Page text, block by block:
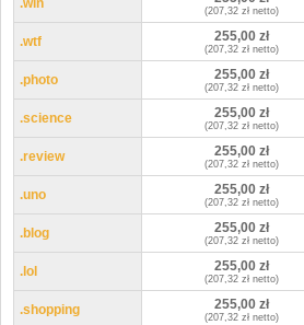
.win (207,32 zł netto)
.wtf 255,00 zł
(207,32 zł netto)
.photo 255,00 zł
(207,32 zł netto)
.science 255,00 zł
(207,32 zł netto)
.review 255,00 zł
(207,32 zł netto)
.uno 255,00 zł
(207,32 zł netto)
.blog 255,00 zł
(207,32 zł netto)
.lol 255,00 zł
(207,32 zł netto)
.shopping 255,00 zł
(207,32 zł netto)